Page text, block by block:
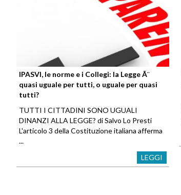
IPASVI, le norme e i Collegi: la Legge Ã¨
quasi uguale per tutti, o uguale per quasi
tutti?
TUTTI I CITTADINI SONO UGUALI
DINANZI ALLA LEGGE? di Salvo Lo Presti
L'articolo 3 della Costituzione italiana afferma
...
LEGGI